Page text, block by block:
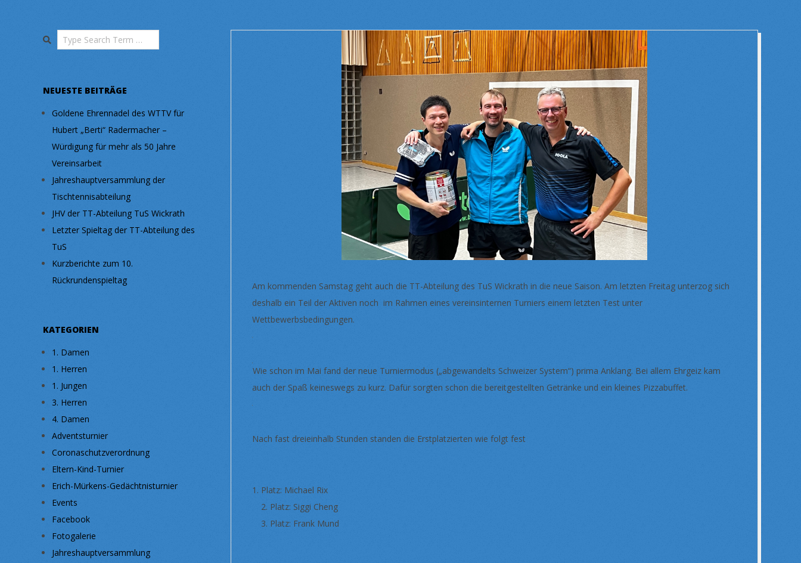
Am kommenden Samstag geht auch die TT-Abteilung des TuS Wickrath in die neue Saison. Am letzten Freitag unterzog sich
deshalb ein Teil der Aktiven noch im Rahmen eines vereinsinternen Turniers einem letzten Test unter
Wettbewerbsbedingungen.
Wie schon im Mai fand der neue Turniermodus („abgewandelts Schweizer System“) prima Anklang. Bei allem Ehrgeiz kam
auch der Spaß keineswegs zu kurz. Dafür sorgten schon die bereitgestellten Getränke und ein kleines Pizzabuffet.
Nach fast dreieinhalb Stunden standen die Erstplatzierten wie folgt fest
Platz: Michael Rix
2. Platz: Siggi Cheng
3. Platz: Frank Mund
Search
NEUESTE BEITRÄGE
Goldene Ehrennadel des WTTV für
Hubert „Berti“ Radermacher –
Würdigung für mehr als 50 Jahre
Vereinsarbeit
Jahreshauptversammlung der
Tischtennisabteilung
JHV der TT-Abteilung TuS Wickrath
Letzter Spieltag der TT-Abteilung des
TuS
Kurzberichte zum 10.
Rückrundenspieltag
KATEGORIEN
1. Damen
1. Herren
1. Jungen
3. Herren
4. Damen
Adventsturnier
Coronaschutzverordnung
Eltern-Kind-Turnier
Erich-Mürkens-Gedächtnisturnier
Events
Facebook
Fotogalerie
Jahreshauptversammlung